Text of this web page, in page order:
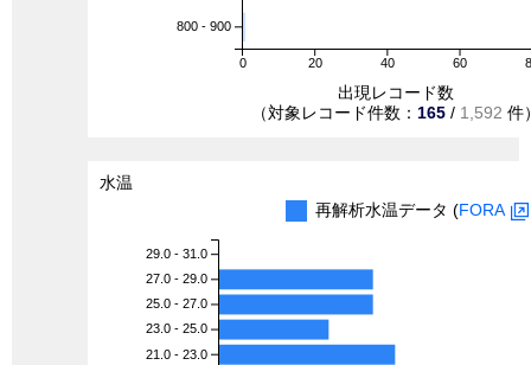
0 20 40 60
800 - 900
出現レコード数
（対象レコード件数： 165 / 1,592 件
水温
再解析水温データ (FORA
29.0 - 31.0
27.0 - 29.0
25.0 - 27.0
23.0 - 25.0
21.0 - 23.0